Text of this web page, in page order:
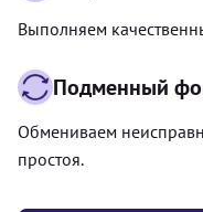
Выполняем
Подменный
Обмениваем
простоя.